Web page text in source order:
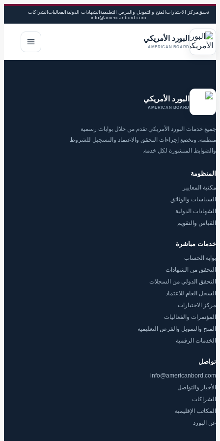
تحققمركز الاختباراتالمنح والتمويل والفرص التعليميةالشهادات الدوليةالفعالياتالشراكات
info@americanbord.com
البورد الأمريكي
AMERICAN BOARD
البورد الأمريكي
AMERICAN BOARD
جميع خدمات البورد الأمريكي تقدم من خلال بوابات رسمية
منظمة، وتخضع إجراءات التحقق والاعتماد والتسجيل للشروط
والضوابط المنشورة لكل خدمة.
المنظومة
مكتبة المعايير
السياسات والوثائق
الشهادات الدولية
القياس والتقويم
خدمات مباشرة
بوابة الحساب
التحقق من الشهادات
التحقق الدولي من السجلات
السجل العام للاعتماد
مركز الاختبارات
المؤتمرات والفعاليات
المنح والتمويل والفرص التعليمية
الخدمات الرقمية
تواصل
info@americanbord.com
الأخبار والتواصل
الشراكات
المكاتب الإقليمية
عن البورد